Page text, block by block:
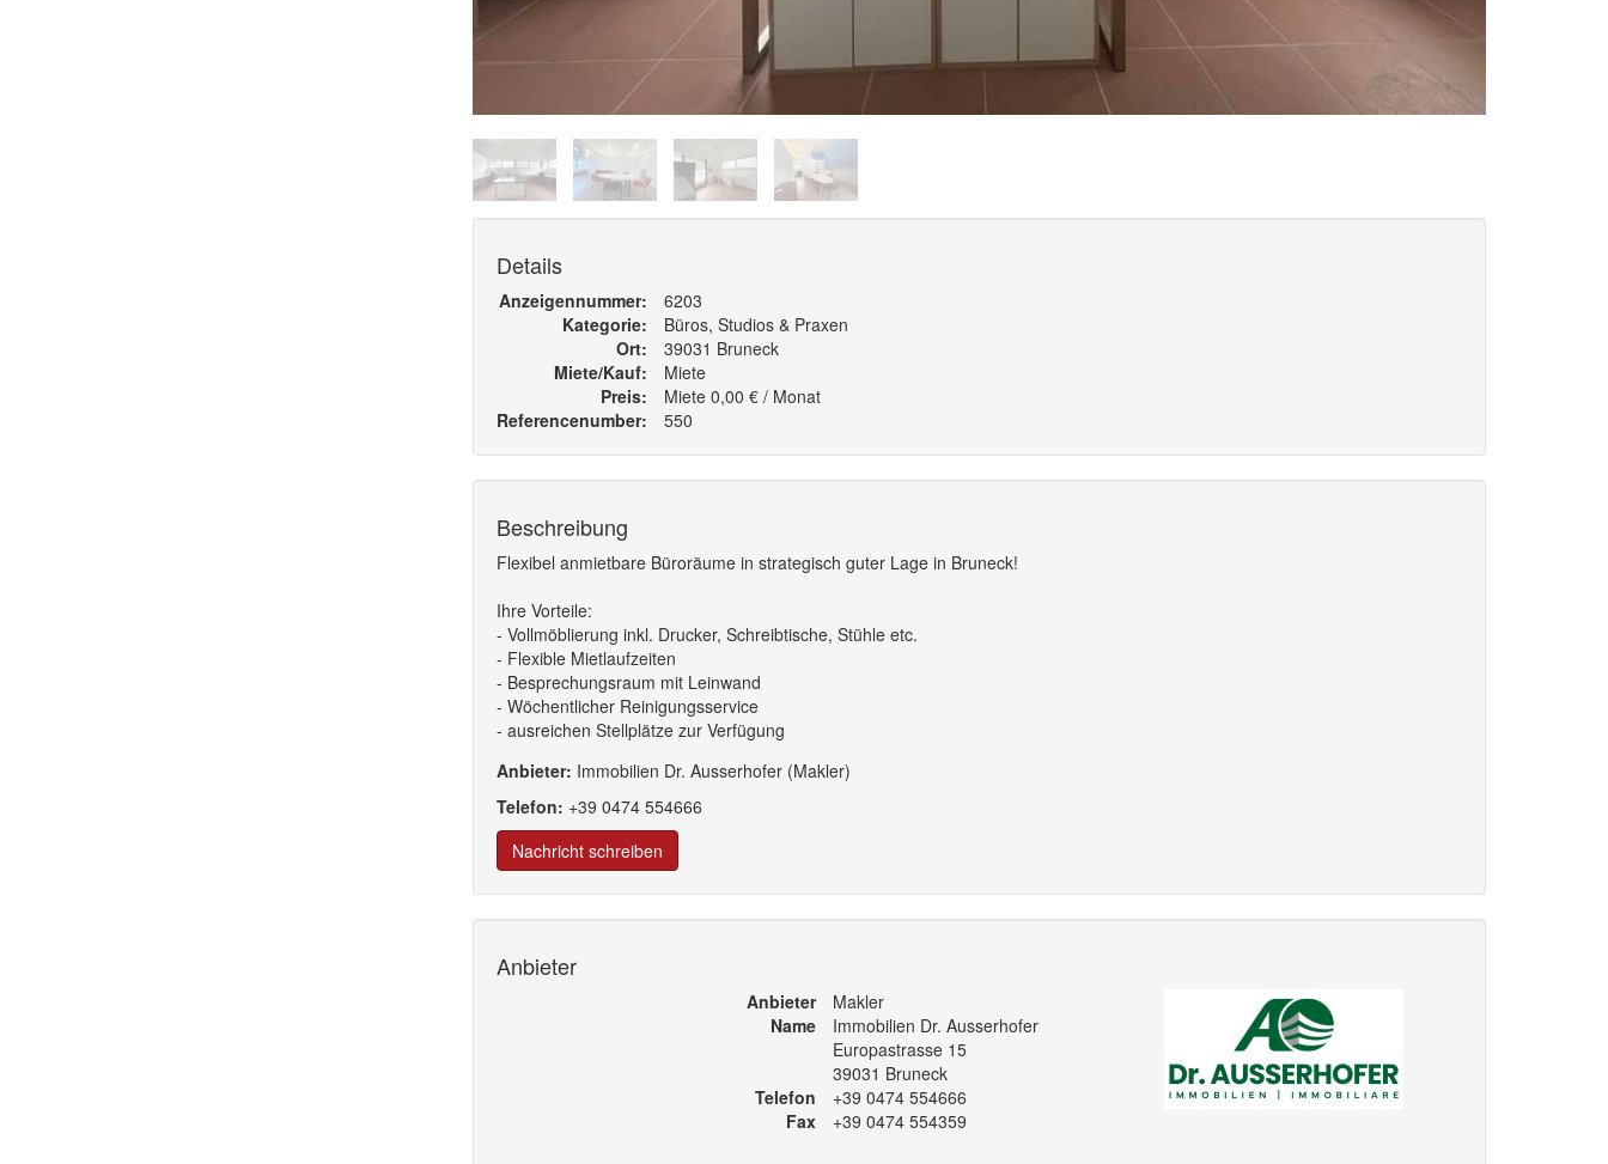
Details
Anzeigennummer
6203
Kategorie
Büros, Studios & Praxen
Ort
39031 Bruneck
Miete/Kauf
Miete
Preis
Miete 0,00 € / Monat
Referencenumber
550
Beschreibung
Flexibel anmietbare Büroräume in strategisch guter Lage in Bruneck!
Ihre Vorteile:
- Vollmöblierung inkl. Drucker, Schreibtische, Stühle etc.
- Flexible Mietlaufzeiten
- Besprechungsraum mit Leinwand
- Wöchentlicher Reinigungsservice
- ausreichen Stellplätze zur Verfügung
Anbieter: Immobilien Dr. Ausserhofer (Makler)
Telefon: +39 0474554666
Nachricht schreiben
Anbieter
Anbieter
Makler
Name
Immobilien Dr. Ausserhofer
Europastrasse 15
39031 Bruneck
Telefon
+39 0474 554666
Fax
+39 0474 554359